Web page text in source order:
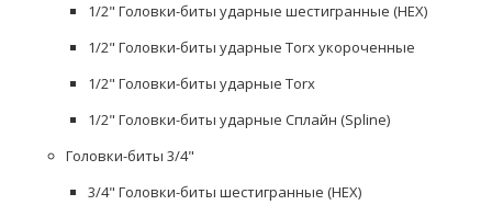
1/2" Головки-биты ударные шестигранные (HEX)
1/2" Головки-биты ударные Torx укороченные
1/2" Головки-биты ударные Torx
1/2" Головки-биты ударные Сплайн (Spline)
Головки-биты 3/4"
3/4" Головки-биты шестигранные (HEX)